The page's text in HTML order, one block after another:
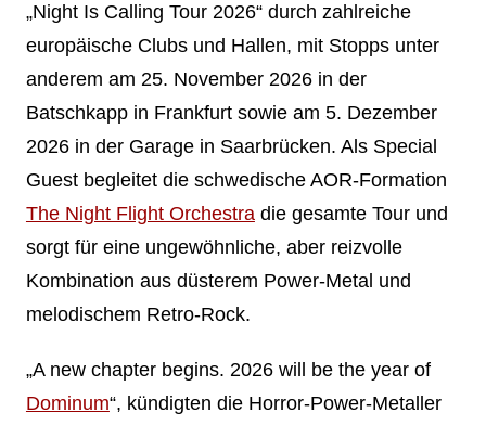
„Night Is Calling Tour 2026“ durch zahlreiche
europäische Clubs und Hallen, mit Stopps unter
anderem am 25. November 2026 in der
Batschkapp in Frankfurt sowie am 5. Dezember
2026 in der Garage in Saarbrücken. Als Special
Guest begleitet die schwedische AOR-Formation
The Night Flight Orchestradie gesamte Tour und
sorgt für eine ungewöhnliche, aber reizvolle
Kombination aus düsterem Power-Metal und
melodischem Retro-Rock.
„A new chapter begins. 2026 will be the year of
Dominum“, kündigten die Horror-Power-Metaller